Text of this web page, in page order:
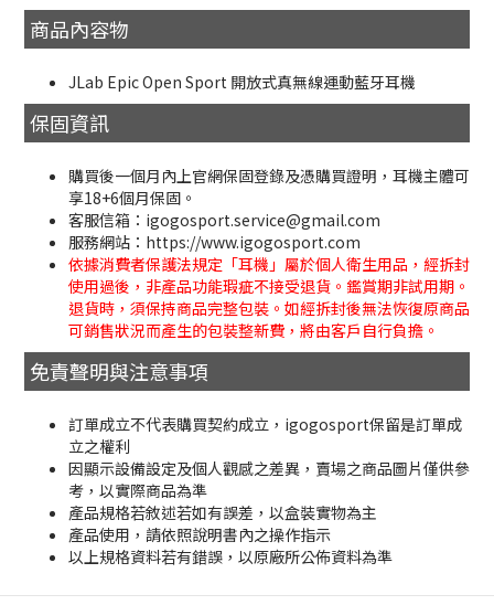
商品內容物
JLab Epic Open Sport 開放式真無線運動藍牙耳機
保固資訊
購買後一個月內上官網保固登錄及憑購買證明，耳機主體可
享18+6個月保固。
客服信箱：igogosport.service@gmail.com
服務網站：https://www.igogosport.com
依據消費者保護法規定「耳機」屬於個人衛生用品，經拆封
使用過後，非產品功能瑕疵不接受退貨。鑑賞期非試用期。
退貨時，須保持商品完整包裝。如經拆封後無法恢復原商品
可銷售狀況而產生的包裝整新費，將由客戶自行負擔。
免責聲明與注意事項
訂單成立不代表購買契約成立，igogosport保留是訂單成
立之權利
因顯示設備設定及個人觀感之差異，賣場之商品圖片僅供參
考，以實際商品為準
產品規格若敘述若如有誤差，以盒裝實物為主
產品使用，請依照說明書內之操作指示
以上規格資料若有錯誤，以原廠所公佈資料為準